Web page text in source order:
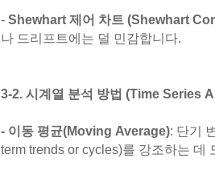
- Shewhart 제어 차트 (Shewhart
나 드리프트에는 덜 민감합니다.
3-2. 시계열 분석 방법 (Time Series
- 이동 평균(Moving Average): 단기
term trends or cycles)를 강조하는 데